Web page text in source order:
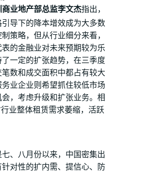
业地产部总监李文杰指出，
导下的降本增效成为大多数
策略，但从行业细分来看，
的金融业对未来预期较为乐
一定的扩张趋势，在三季度
数和成交面积中都占有较大
业企业则希望抓住较低市场
，考虑升级和扩张业务。相
业整体租赁需求萎缩，活跃
、八月份以来，中国密集出
对性的扩内需、提信心、防